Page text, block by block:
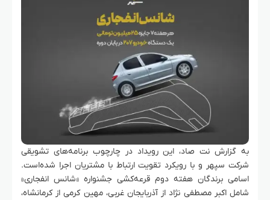
به گزارش نت صاد، این رویداد در چارچوب برنامه‌های تشویقی
شرکت سپهر و با رویکرد تقویت ارتباط با مشتریان اجرا شده‌است.
اسامی برندگان هفته دوم قرعه‌کشی جشنواره «شانس انفجاری»
شامل اکبر مصطفی نژاد از آذربایجان غربی، مهین کرمی از کرمانشاه،